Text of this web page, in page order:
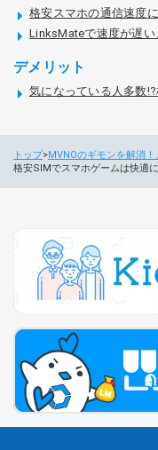
格安スマホの通信速度
LinksMateで速度が遅
デメリット
気になっている人多数
トップ MVNOのギモンを解消
格安SIMでスマホゲームは快適